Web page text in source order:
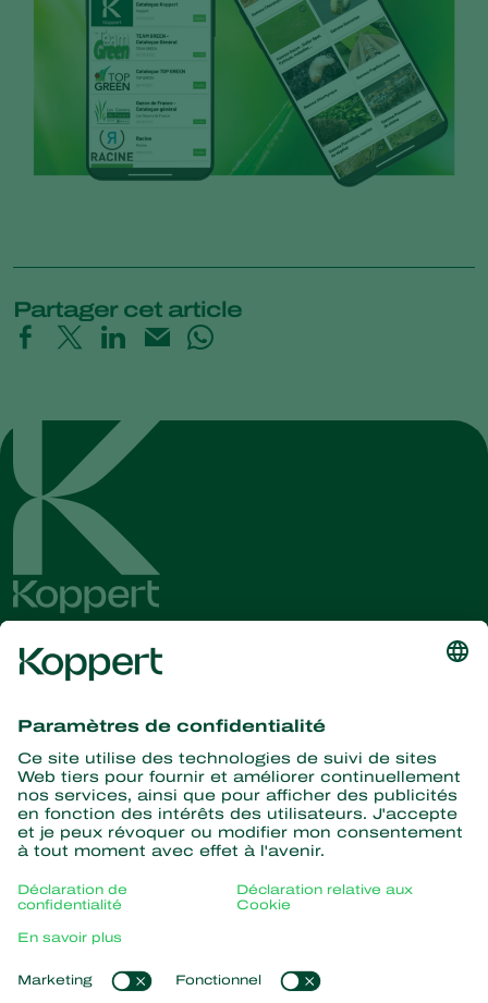
Partager cet article
nouvelles et informations
S’abonner ici
La nature pour partenaire
Acariens Prédateurs
Parasitoïdes
Nématodes entomopathogènes
Micro-organismes bénéfiques
À propos de Koppert
Actualités & informations
Liens populaires